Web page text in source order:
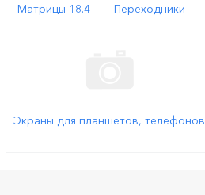
Матрицы 18.4 Переходники
Экраны для планшетов, телефонов